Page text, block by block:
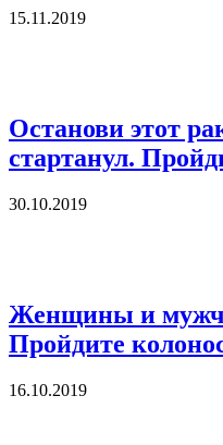
15.11.2019
Останови этот
стартанул.
30.10.2019
Женщины и
Пройдите
16.10.2019